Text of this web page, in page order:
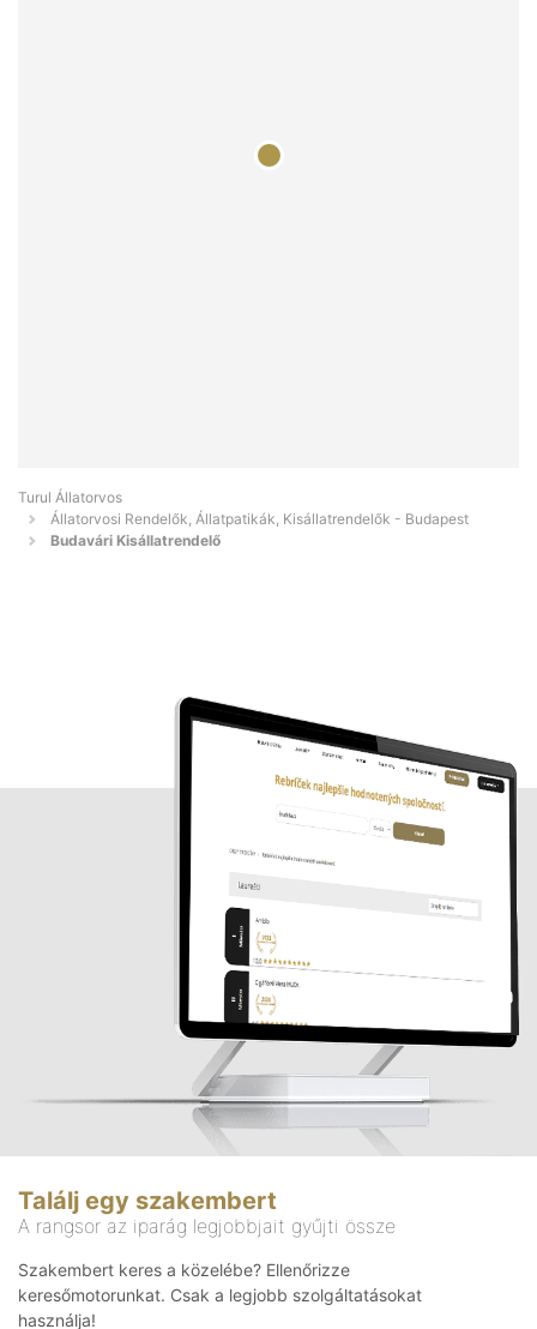
Turul Állatorvos
Állatorvosi Rendelők, Állatpatikák, Kisállatrendelők - Budapest
Budavári Kisállatrendelő
Találj egy szakembert
A rangsor az iparág legjobbjait gyűjti össze
Szakembert keres a közelébe? Ellenőrizze
keresőmotorunkat. Csak a legjobb szolgáltatásokat
használja!